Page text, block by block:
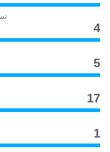
4
5
17
1